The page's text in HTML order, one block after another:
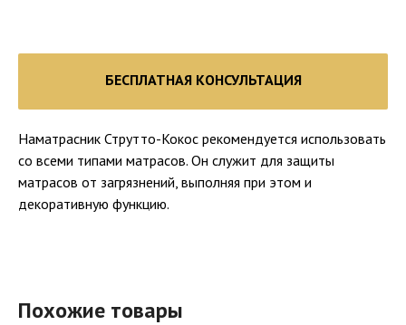
БЕСПЛАТНАЯ КОНСУЛЬТАЦИЯ
Наматрасник Струтто-Кокос рекомендуется использовать
со всеми типами матрасов. Он служит для защиты
матрасов от загрязнений, выполняя при этом и
декоративную функцию.
Похожие товары